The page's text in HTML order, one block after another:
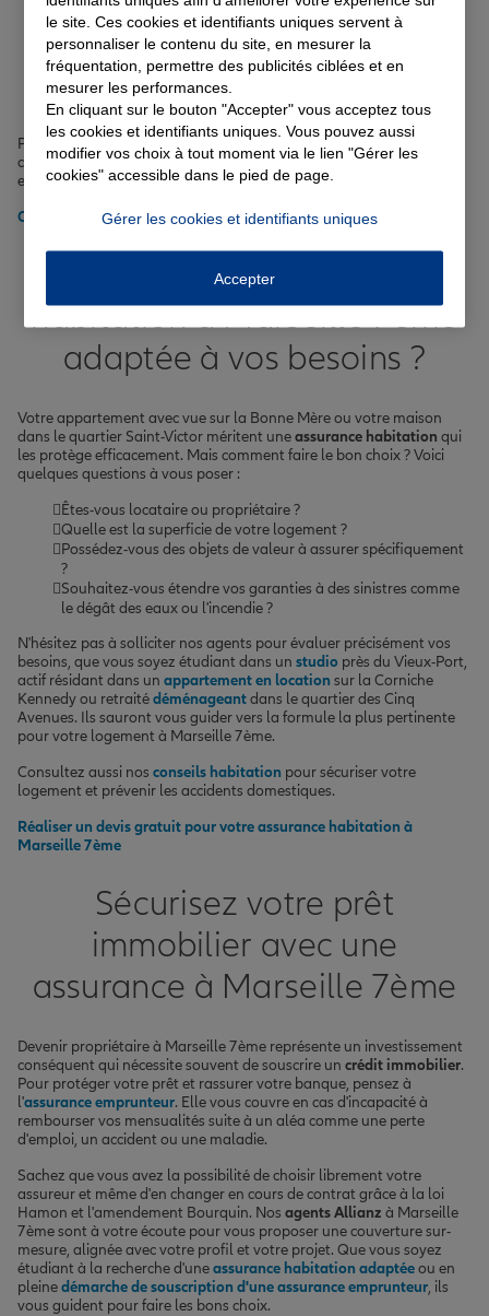
Le vol et le vandalisme
Les bris de glace
Les catastrophes naturelles comme les inondations ou les
tempêtes
La responsabilité civile en cas d'accident
Profitez également de nos
conseils auto
pour optimiser votre
conduite et réduire votre consommation de carburant dans les rues
escarpées du 7ème arrondissement.
Obtenir un tarif pour votre assurance auto à Marseille 7ème
Comment choisir l'assurance
habitation à Marseille 7ème
adaptée à vos besoins ?
Votre appartement avec vue sur la Bonne Mère ou votre maison
dans le quartier Saint-Victor méritent uneassurance habitation qui
les protège efficacement. Mais comment faire le bon choix ? Voici
quelques questions à vous poser :
Êtes-vous locataire ou propriétaire ?
Quelle est la superficie de votre logement ?
Possédez-vous des objets de valeur à assurer spécifiquement
?
Souhaitez-vous étendre vos garanties à des sinistres comme
le dégât des eaux ou l'incendie ?
N'hésitez pas à solliciter nos agents pour évaluer précisément vos
besoins, que vous soyez étudiant dans un studio près du Vieux-Port,
actif résidant dans un appartement en location sur la Corniche
Kennedy ou retraitédéménageantdans le quartier des Cinq
Avenues. Ils sauront vous guider vers la formule la plus pertinente
pour votre logement à Marseille 7ème.
Consultez aussi nos conseils habitation pour sécuriser votre
logement et prévenir les accidents domestiques.
Réaliser un devis gratuit pour votre assurance habitation à
Marseille 7ème
Sécurisez votre prêt
immobilier avec une
assurance à Marseille 7ème
Devenir propriétaire à Marseille 7ème représente un investissement
conséquent qui nécessite souvent de souscrire un crédit immobilier.
Pour protéger votre prêt et rassurer votre banque, pensez à
l'assurance emprunteur. Elle vous couvre en cas d'incapacité à
rembourser vos mensualités suite à un aléa comme une perte
d'emploi, un accident ou une maladie.
Sachez que vous avez la possibilité de choisir librement votre
assureur et même d'en changer en cours de contrat grâce à la loi
Hamon et l'amendement Bourquin. Nos agents Allianz à Marseille
7ème sont à votre écoute pour vous proposer une couverture sur-
mesure, alignée avec votre profil et votre projet. Que vous soyez
étudiant à la recherche d'uneassurance habitation adaptéeou en
pleinedémarche de souscription d'une assurance emprunteur, ils
vous guident pour faire les bons choix.
le site. Ces cookies et identifiants uniques servent à
personnaliser le contenu du site, en mesurer la
fréquentation, permettre des publicités ciblées et en
mesurer les performances.
En cliquant sur le bouton "Accepter" vous acceptez tous
les cookies et identifiants uniques. Vous pouvez aussi
modifier vos choix à tout moment via le lien "Gérer les
cookies" accessible dans le pied de page.
Gérer les cookies et identifiants uniques
Accepter